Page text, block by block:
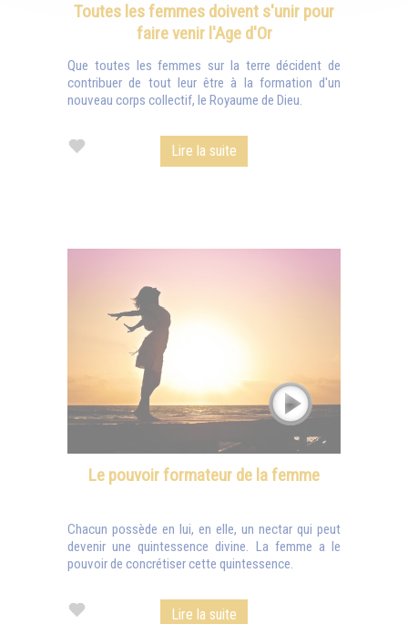
Toutes les femmes doivent s'unir pour
faire venir l'Age d'Or
Que toutes les femmes sur la terre décident de
contribuer de tout leur être à la formation d'un
nouveau corps collectif, le Royaume de Dieu.
Lire la suite
Le pouvoir formateur de la femme
Chacun possède en lui, en elle, un nectar qui peut
devenir une quintessence divine. La femme a le
pouvoir de concrétiser cette quintessence.
Lire la suite